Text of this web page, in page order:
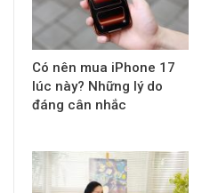
Có nên mua iPhone 17
lúc này? Những lý do
đáng cân nhắc